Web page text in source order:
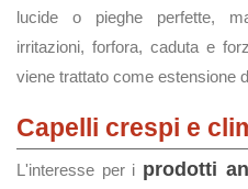
lucide o pieghe perfette,
irritazioni, forfora, caduta e
viene trattato come estensione
Capelli crespi e
L'interesse per i prodotti